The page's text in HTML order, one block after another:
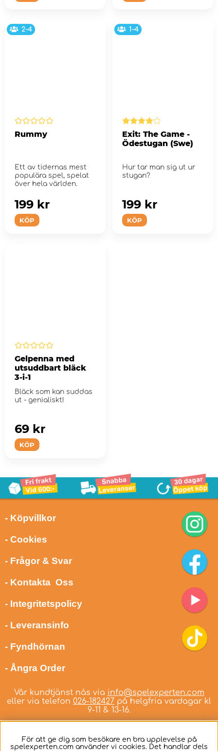
2-4
Rummy
Ett av tidernas mest
populära spel, spelat
över hela världen.
KÖP
199 kr
1-4
Exit: The Game -
Ödestugan (Swe)
Hur tar man sig ut ur
stugan?
KÖP
199 kr
Gelpenna med
utsuddbart bläck
3-i-1
Bläck som kan suddas
ut - genialiskt!
KÖP
69 kr
- Köpvillkor
- Cookies
- Frågor & Svar
- Kontakta Oss
- Integritetspolicy
- Leveransinfo
- Fyndhörnan
- Ångra Order
Vår kundtjänst nås via info@spelexperten.com
eller via telefon 026-182427 på helgfria vardagar kl
9-11 & 13-16.
För att ge dig som besökare en bra upplevelse på
spelexperten.com använder vi cookies. Det handlar dels